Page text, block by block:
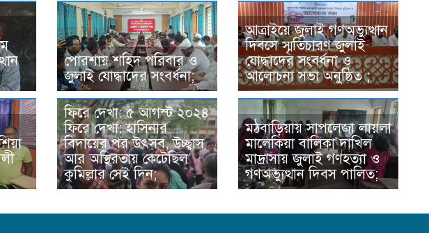
পোরশায় শহিদ পরিবার ও
জুলাই যোদ্ধাদের সংবর্ধনা;
আত্রাইয়ে জুলাই গণঅভ্যুত্থান
দিবসে স্মৃতিচারণ জুলাই
যোদ্ধাদের সংবর্ধনা ও
আলোচনা সভা অনুষ্ঠিত ;
ফিরে দেখা: ৫ আগস্ট ২০২৪
ফিরে দেখা: হাসিনার
বিদায়ের পর উৎসব, উচ্ছ্বাস
আর অস্থিরতায় কেটেছিল
কুমিল্লার সেই দিন;
মঠবাড়িয়ায় সাপলেজা লায়লা
মালেকিয়া বালিকা দাখিল
মাদ্রাসায় জুলাই গণহত্যা ও
গণঅভ্যুত্থান দিবস পালিত;